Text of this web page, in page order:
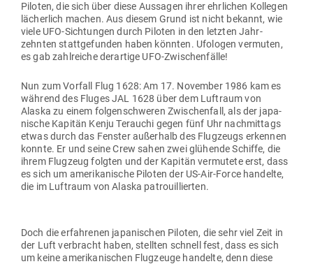
Piloten, die sich über diese Aus­sagen ihrer ehr­lichen Kol­legen
lächerlich machen. Aus diesem Grund ist nicht bekannt, wie
viele UFO-Sich­tungen durch Piloten in den letzten Jahr­
zehnten statt­ge­funden haben könnten. Ufo­logen ver­muten,
es gab zahl­reiche der­artige UFO-Zwischenfälle!
Nun zum Vorfall Flug 1628: Am 17. November 1986 kam es
während des Fluges JAL 1628 über dem Luftraum von
Alaska zu einem fol­gen­schweren Zwi­schenfall, als der japa­
nische Kapitän Kenju Terauchi gegen fünf Uhr nach­mittags
etwas durch das Fenster außerhalb des Flug­zeugs erkennen
konnte. Er und seine Crew sahen zwei glü­hende Schiffe, die
ihrem Flugzeug folgten und der Kapitän ver­mutete erst, dass
es sich um ame­ri­ka­nische Piloten der US-Air-Force han­delte,
die im Luftraum von Alaska patrouillierten.
Doch die erfah­renen japa­ni­schen Piloten, die sehr viel Zeit in
der Luft ver­bracht haben, stellten schnell fest, dass es sich
um keine ame­ri­ka­ni­schen Flug­zeuge han­delte, denn diese